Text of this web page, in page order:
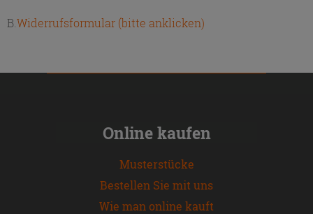
B.Widerrufsformular (bitte anklicken)
Online kaufen
Musterstücke
Bestellen Sie mit uns
Wie man online kauft